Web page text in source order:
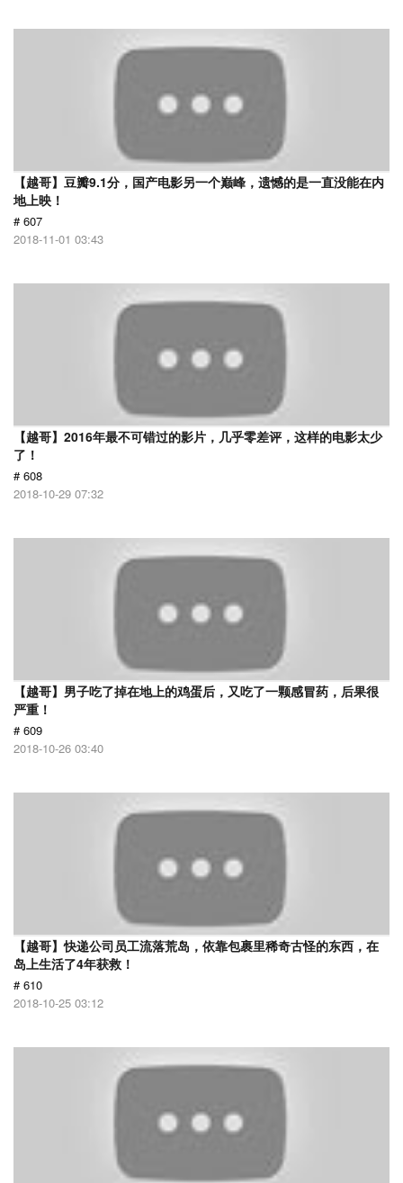
【越哥】豆瓣9.1分，国产电影另一个巅峰，遗憾的是一直没能在内
地上映！
# 607
2018-11-01 03:43
【越哥】2016年最不可错过的影片，几乎零差评，这样的电影太少
了！
# 608
2018-10-29 07:32
【越哥】男子吃了掉在地上的鸡蛋后，又吃了一颗感冒药，后果很
严重！
# 609
2018-10-26 03:40
【越哥】快递公司员工流落荒岛，依靠包裹里稀奇古怪的东西，在
岛上生活了4年获救！
# 610
2018-10-25 03:12